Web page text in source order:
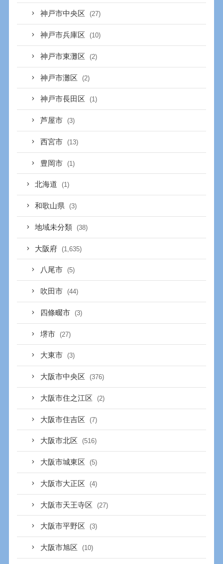
神戸市中央区 (27)
神戸市兵庫区 (10)
神戸市東灘区 (2)
神戸市灘区 (2)
神戸市長田区 (1)
芦屋市 (3)
西宮市 (13)
豊岡市 (1)
北海道 (1)
和歌山県 (3)
地域未分類 (38)
大阪府 (1,635)
八尾市 (5)
吹田市 (44)
四條畷市 (3)
堺市 (27)
大東市 (3)
大阪市中央区 (376)
大阪市住之江区 (2)
大阪市住吉区 (7)
大阪市北区 (516)
大阪市城東区 (5)
大阪市大正区 (4)
大阪市天王寺区 (27)
大阪市平野区 (3)
大阪市旭区 (10)